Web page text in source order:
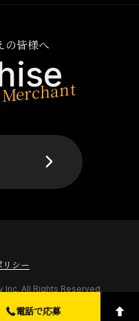
電話で応募
の皆様へ
リシー
All Rights Reserved.